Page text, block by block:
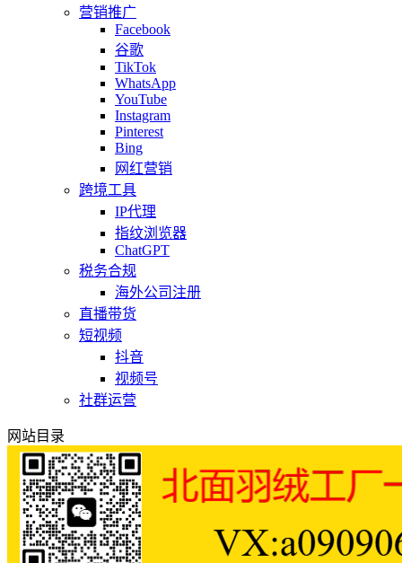
营销推广
Facebook
谷歌
TikTok
WhatsApp
YouTube
Instagram
Pinterest
Bing
网红营销
跨境工具
IP代理
指纹浏览器
ChatGPT
税务合规
海外公司注册
直播带货
短视频
抖音
视频号
社群运营
网站目录